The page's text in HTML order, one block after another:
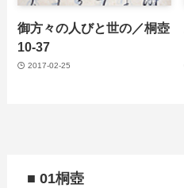
御方々の人びと世の／桐壺
10-37
2017-02-25
■ 01桐壺